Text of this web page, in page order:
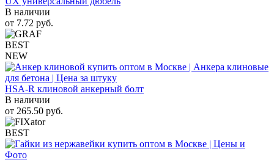
В наличии
от 7.72 руб.
BEST
NEW
HSA-R клиновой анкерный болт
В наличии
от 265.50 руб.
BEST